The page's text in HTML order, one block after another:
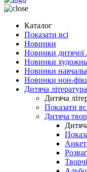
Каталог
Показати всі
Новинки
Новинки дитячої
Новинки
Новинки
Новинки нон-
Дитяча література
Дитяча
Показати
Дитяча